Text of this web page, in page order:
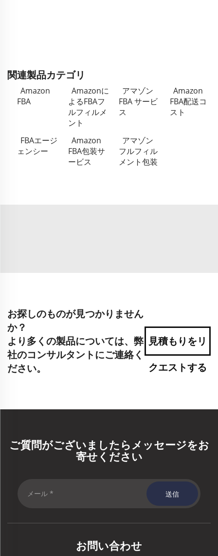
関連製品カテゴリ
Amazon
FBA
Amazonに
よるFBAフ
ルフィルメ
ント
アマゾン
FBA サービ
ス
Amazon
FBA配送コ
スト
FBAエージ
ェンシー
Amazon
FBA包装サ
ービス
アマゾン
フルフィル
メント包装
お探しのものが見つかりません
か？
より多くの製品については、弊
社のコンサルタントにご連絡く
ださい。
見積もりをリ
クエストする
ご質問がございましたらメッセージをお
寄せください
送信
お問い合わせ